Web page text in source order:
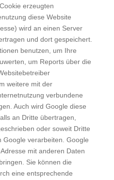
erzeugten
diese Website
wird an einen Server
und dort gespeichert.
benutzen, um Ihre
um Reports über die
weitere mit der
verbundene
Auch wird Google diese
an Dritte übertragen,
oder soweit Dritte
Google verarbeiten. Google
mit anderen Daten
Sie können die
eine entsprechende